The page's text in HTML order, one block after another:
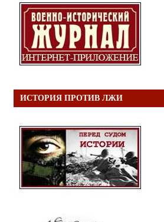
ИСТОРИЯ ПРОТИВ ЛЖИ